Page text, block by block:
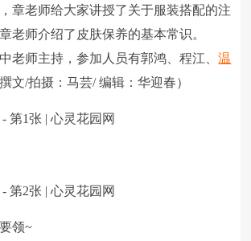
章老师给大家讲授了关于服装搭配的注
老师介绍了皮肤保养的基本常识。
老师主持，参加人员有郭鸿、程江、温
文/拍摄：马芸/ 编辑：华迎春）
领~